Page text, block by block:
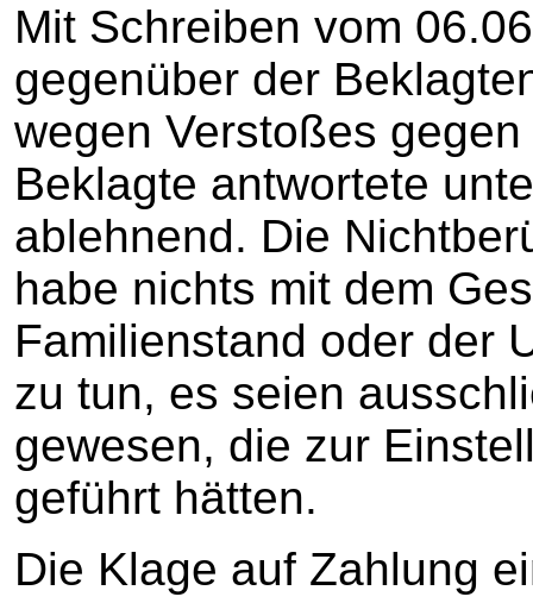
Mit Schreiben vom
gegenüber der
wegen Verstoßes
Beklagte antwortete
ablehnend. Die
habe nichts mit dem
Familienstand oder der
zu tun, es seien
gewesen, die zur
geführt hätten.
Die Klage auf Zahlung